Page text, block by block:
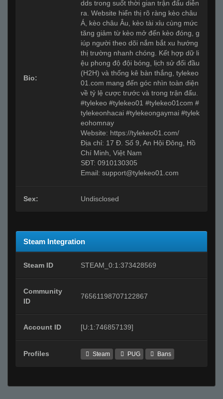
Bio:
dds trong suốt thời gian trận đấu diễn
ra. Website hiển thị rõ ràng kèo châu
Á, kèo châu Âu, kèo tài xỉu cùng mức
tăng giảm từ kèo mở đến kèo đóng, g
iúp người theo dõi nắm bắt xu hướng
thị trường nhanh chóng. Kết hợp dữ li
ệu phong độ đội bóng, lịch sử đối đầu
(H2H) và thống kê bàn thắng, tylekeo
01.com mang đến góc nhìn toàn diện
về tỷ lệ cược trước và trong trận đấu.
#tylekeo #tylekeo01 #tylekeo01com #
tylekeonhacai #tylekeongaymai #tylek
eohomnay
Website: https://tylekeo01.com/
Địa chỉ: 17 Đ. Số 9, An Hội Đông, Hồ
Chí Minh, Việt Nam
SĐT: 0910130305
Email: support@tylekeo01.com
Sex: Undisclosed
Steam Integration
Steam ID STEAM_0:1:373428569
Community
ID
76561198707122867
Account ID [U:1:746857139]
Profiles Steam PUG Bans